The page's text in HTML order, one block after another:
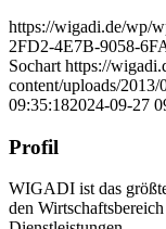
https://wigadi.de/wp/
2FD2-4E7B-9058-
Sochart https://
content/uploads/
09:35:182024-09-27
Profil
WIGADI ist das
den